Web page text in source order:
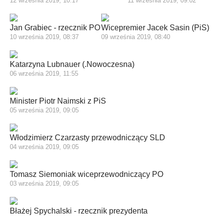
Jan Grabiec - rzecznik PO
10 września 2019, 08:37
Wicepremier Jacek Sasin (PiS)
09 września 2019, 08:40
Katarzyna Lubnauer (.Nowoczesna)
06 września 2019, 11:55
Minister Piotr Naimski z PiS
05 września 2019, 09:05
Włodzimierz Czarzasty przewodniczący SLD
04 września 2019, 09:05
Tomasz Siemoniak wiceprzewodniczący PO
03 września 2019, 09:05
Błażej Spychalski - rzecznik prezydenta